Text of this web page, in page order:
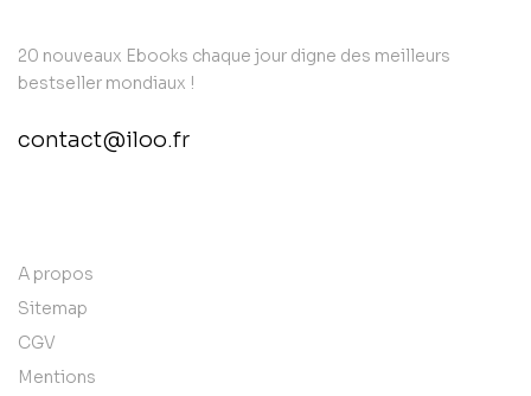
20 nouveaux Ebooks chaque jour digne des meilleurs
bestseller mondiaux !
contact@iloo.fr
A propos
Sitemap
CGV
Mentions